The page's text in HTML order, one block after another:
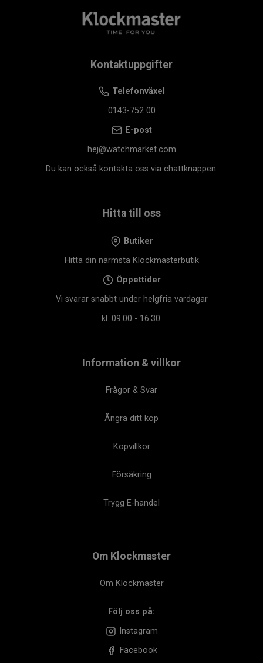
Kontaktuppgifter
Telefonväxel
0143-752 00
E-post
hej@watchmarket.com
Du kan också kontakta oss via chattknappen.
Hitta till oss
Butiker
Hitta din närmsta Klockmasterbutik
Öppettider
Vi svarar snabbt under helgfria vardagar
kl. 09.00 - 16.30.
Information & villkor
Frågor & Svar
Ångra ditt köp
Köpvillkor
Försäkring
Trygg E-handel
Om Klockmaster
Om Klockmaster
Följ oss på:
Instagram
Facebook